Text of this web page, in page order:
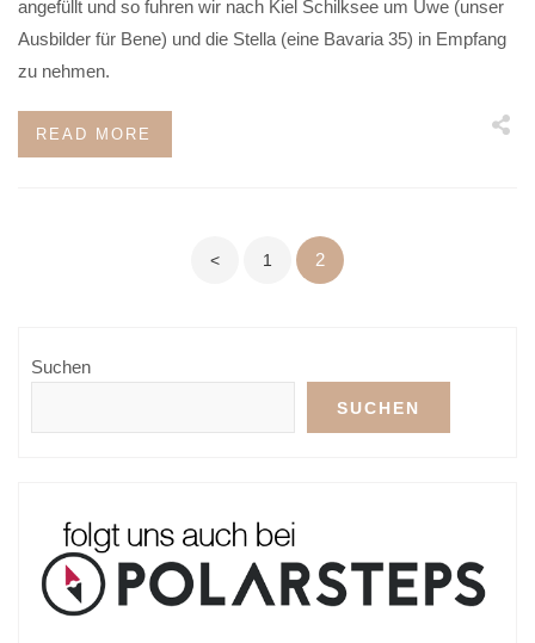
angefüllt und so fuhren wir nach Kiel Schilksee um Uwe (unser
Ausbilder für Bene) und die Stella (eine Bavaria 35) in Empfang
zu nehmen.
READ MORE
Seitennummerierung
< 1 2
Suchen
SUCHEN